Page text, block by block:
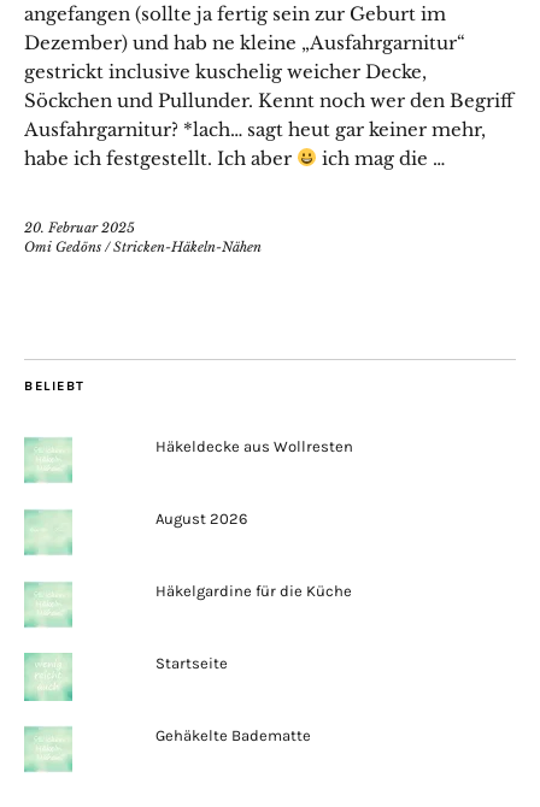
angefangen (sollte ja fertig sein zur Geburt im
Dezember) und hab ne kleine „Ausfahrgarnitur“
gestrickt inclusive kuschelig weicher Decke,
Söckchen und Pullunder. Kennt noch wer den Begriff
Ausfahrgarnitur? *lach… sagt heut gar keiner mehr,
habe ich festgestellt. Ich aber
ich mag die …
20. Februar 2025
Omi Gedöns /Stricken-Häkeln-Nähen
BELIEBT
Häkeldecke aus Wollresten
August 2026
Häkelgardine für die Küche
Startseite
Gehäkelte Badematte